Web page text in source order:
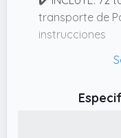
transporte de
instrucciones
✔️ JUEGO DE
todos y todo el